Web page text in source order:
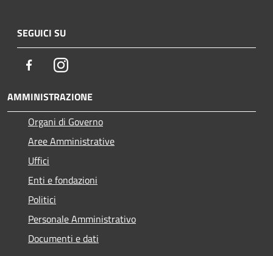
SEGUICI SU
FacebookInstagram
AMMINISTRAZIONE
Organi di Governo
Aree Amministrative
Uffici
Enti e fondazioni
Politici
Personale Amministrativo
Documenti e dati